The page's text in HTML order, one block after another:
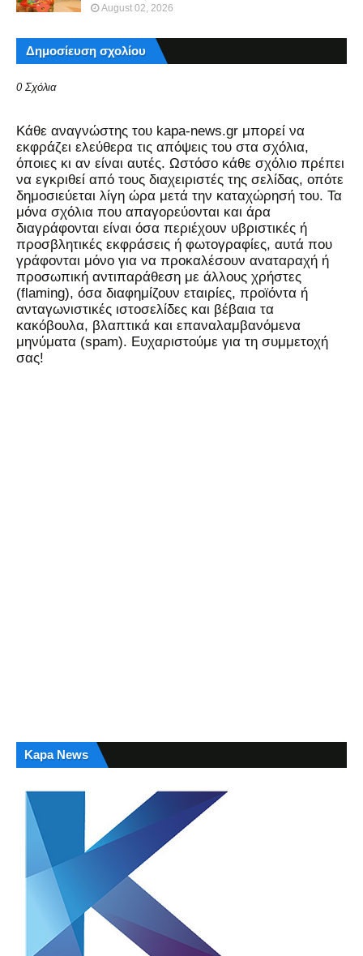
August 02, 2026
Δημοσίευση σχολίου
0 Σχόλια
Kάθε αναγνώστης του kapa-news.gr μπορεί να
εκφράζει ελεύθερα τις απόψεις του στα σχόλια,
όποιες κι αν είναι αυτές. Ωστόσο κάθε σχόλιο πρέπει
να εγκριθεί από τους διαχειριστές της σελίδας, οπότε
δημοσιεύεται λίγη ώρα μετά την καταχώρησή του. Τα
μόνα σχόλια που απαγορεύονται και άρα
διαγράφονται είναι όσα περιέχουν υβριστικές ή
προσβλητικές εκφράσεις ή φωτογραφίες, αυτά που
γράφονται μόνο για να προκαλέσουν αναταραχή ή
προσωπική αντιπαράθεση με άλλους χρήστες
(flaming), όσα διαφημίζουν εταιρίες, προϊόντα ή
ανταγωνιστικές ιστοσελίδες και βέβαια τα
κακόβουλα, βλαπτικά και επαναλαμβανόμενα
μηνύματα (spam). Ευχαριστούμε για τη συμμετοχή
σας!
Kapa News